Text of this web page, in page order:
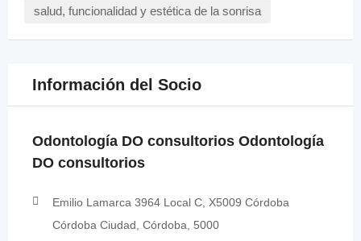
salud, funcionalidad y estética de la sonrisa
Información del Socio
Odontología DO consultorios Odontología
DO consultorios
Emilio Lamarca 3964 Local C, X5009 Córdoba
Córdoba Ciudad, Córdoba, 5000